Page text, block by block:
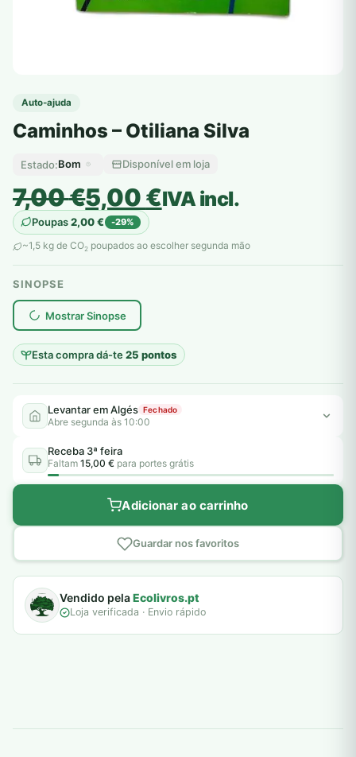
Auto-ajuda
Caminhos – Otiliana Silva
Estado:Bom Disponível em loja
7,00€
O
preço
original
era:
7,00 €.
5,00€
O
preço
atual
é:
5,00 €.
IVA incl.
Poupas2,00€ -29%
~1,5 kg de CO2 poupados ao escolher segunda mão
SINOPSE
Mostrar Sinopse
Esta compra dá-te25 pontos
plantar árvores reais
Levantar em Algés Fechado
Abre segunda às 10:00
Receba 3ª feira
Faltam 15,00 € para portes grátis
Adicionar ao carrinho
Guardar nos favoritos
Vendido pelaEcolivros.pt
Loja verificada · Envio rápido